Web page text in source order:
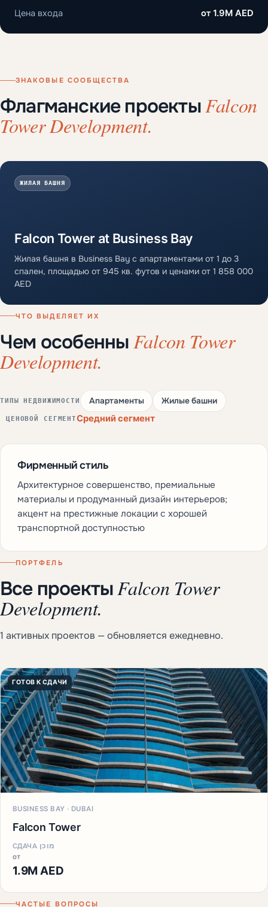
Цена входа от 1.9M AED
ЗНАКОВЫЕ СООБЩЕСТВА
Флагманские проектыFalcon
Tower Development.
ЖИЛАЯ БАШНЯ
Falcon Tower at Business Bay
Жилая башня в Business Bay с апартаментами от 1 до 3
спален, площадью от 945 кв. футов и ценами от 1 858 000
AED
ЧТО ВЫДЕЛЯЕТ ИХ
Чем особенны Falcon Tower
Development.
ТИПЫ НЕДВИЖИМОСТИ Апартаменты Жилые башни
ЦЕНОВОЙ СЕГМЕНТСредний сегмент
Фирменный стиль
Архитектурное совершенство, премиальные
материалы и продуманный дизайн интерьеров;
акцент на престижные локации с хорошей
транспортной доступностью
ПОРТФЕЛЬ
Все проектыFalcon Tower
Development.
1 активных проектов — обновляется ежедневно.
ГОТОВ К СДАЧИ
BUSINESS BAY · DUBAI
Falcon Tower
СДАЧА מוכן
от
1.9M AED
ЧАСТЫЕ ВОПРОСЫ